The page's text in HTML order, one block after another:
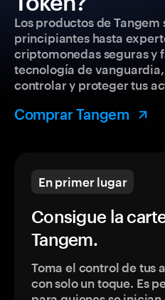
Los productos de
principiantes hasta
criptomonedas seguras y
tecnología de
controlar y proteger tus
Comprar Tangem
En primer lugar
Consigue la
Tangem.
Toma el control de tus
con solo un toque. Es